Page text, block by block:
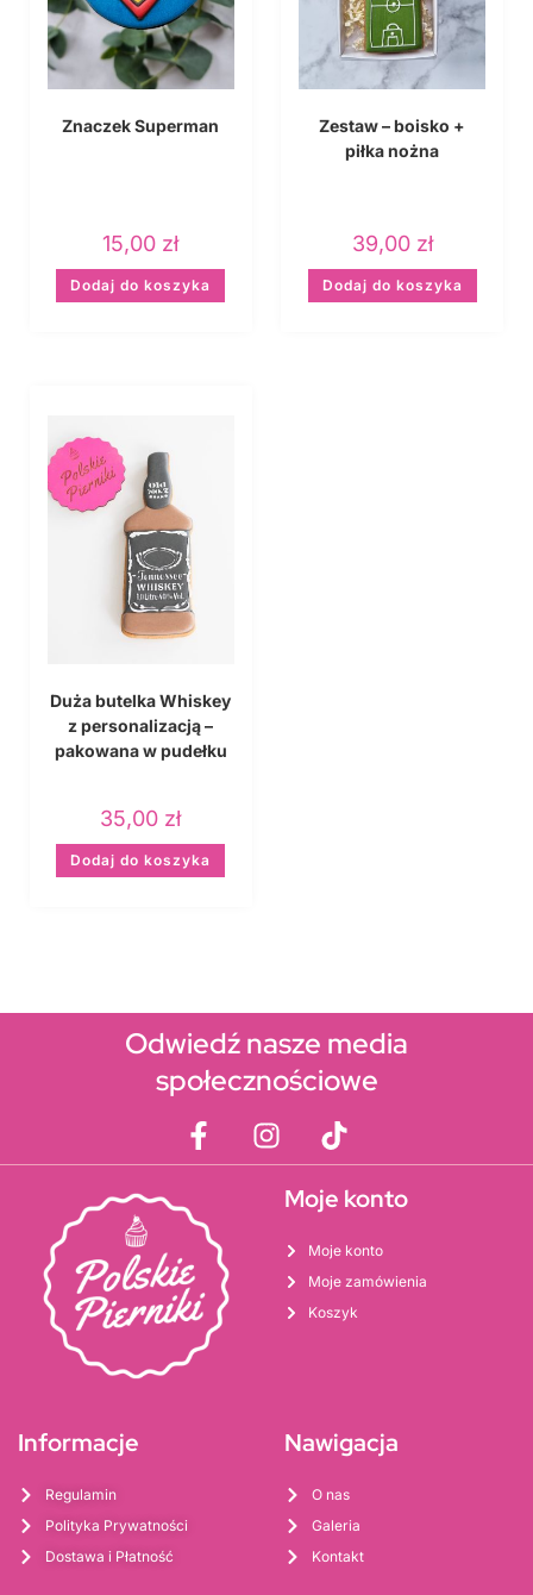
Znaczek Superman
15,00 zł
Dodaj do koszyka
Zestaw – boisko +
piłka nożna
39,00 zł
Dodaj do koszyka
Duża butelka Whiskey
z personalizacją –
pakowana w pudełku
35,00 zł
Dodaj do koszyka
Odwiedź nasze media
społecznościowe
Moje konto
Moje konto
Moje zamówienia
Koszyk
Informacje
Regulamin
Polityka Prywatności
Dostawa i Płatność
Nawigacja
O nas
Galeria
Kontakt